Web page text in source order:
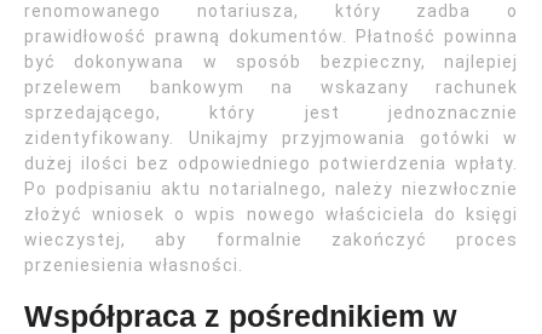
renomowanego notariusza, który zadba o
prawidłowość prawną dokumentów. Płatność powinna
być dokonywana w sposób bezpieczny, najlepiej
przelewem bankowym na wskazany rachunek
sprzedającego, który jest jednoznacznie
zidentyfikowany. Unikajmy przyjmowania gotówki w
dużej ilości bez odpowiedniego potwierdzenia wpłaty.
Po podpisaniu aktu notarialnego, należy niezwłocznie
złożyć wniosek o wpis nowego właściciela do księgi
wieczystej, aby formalnie zakończyć proces
przeniesienia własności.
Współpraca z pośrednikiem w